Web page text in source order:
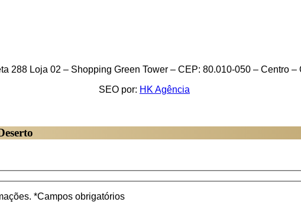
288 Loja 02 – Shopping Green Tower – CEP: 80.010-050 – Centro –
SEO por: HK Agência
*Campos obrigatórios